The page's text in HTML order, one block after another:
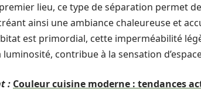
lieu, ce type de séparation permet
ainsi une ambiance chaleureuse et
est primordial, cette imperméabilité
luminosité, contribue à la sensation
: Couleur cuisine moderne : tendances